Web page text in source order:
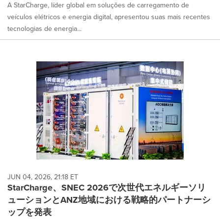
A StarCharge, líder global em soluções de carregamento de
veículos elétricos e energia digital, apresentou suas mais recentes
tecnologias de energia...
JUN 04, 2026, 21:18 ET
StarCharge、SNEC 2026で次世代エネルギーソリ
ューションとANZ地域における戦略的パートナーシ
ップを発表